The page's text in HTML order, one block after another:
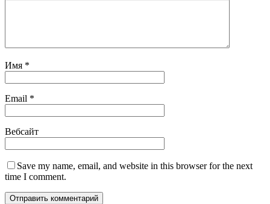
Имя *
Email *
Вебсайт
Save my name, email, and website in this browser for the next
time I comment.